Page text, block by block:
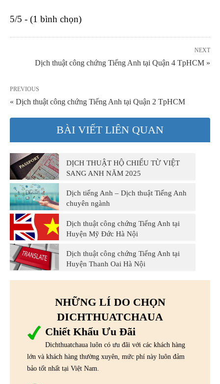
5/5 - (1 bình chọn)
NEXT
Dịch thuật công chứng Tiếng Anh tại Quận 4 TpHCM »
PREVIOUS
« Dịch thuật công chứng Tiếng Anh tại Quận 2 TpHCM
BÀI VIẾT LIÊN QUAN
DỊCH THUẬT HỘ CHIẾU TỪ VIỆT
SANG ANH NĂM 2025
Dịch tiếng Anh – Dịch thuật Tiếng Anh
chuyên ngành
Dịch thuật công chứng Tiếng Anh tại
Huyện Mỹ Đức Hà Nội
Dịch thuật công chứng Tiếng Anh tại
Huyện Thanh Oai Hà Nội
NHỮNG LÍ DO CHỌN
DICHTHUATCHAUA
Chiết Khấu Ưu Đãi
Dichthuatchaua luôn có ưu đãi với các khách hàng
lớn và khách hàng thường xuyên, mức phí này luôn đảm
bảo tốt nhất tại Việt Nam.